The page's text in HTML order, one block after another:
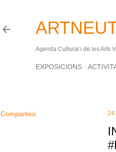
Agenda Cultural i de les Arts
EXPOSICIONS
Comparteix